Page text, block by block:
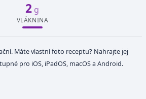
2 g
VLÁKNINA
Máte vlastní foto receptu? Nahrajte jej
pro iOS, iPadOS, macOS a Android.